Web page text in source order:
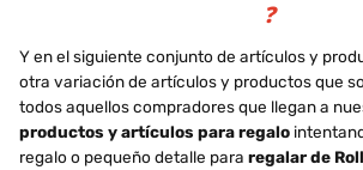
❓
Y en el siguiente conjunto de artículos y
otra variación de artículos y productos que
todos aquellos compradores que llegan a
productos y artículos para regalo
regalo o pequeño detalle para regalar de